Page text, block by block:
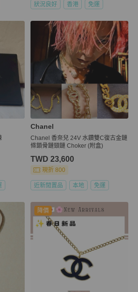
狀況良好 香港 免運
Chanel
Chanel 香奈兒 24V 水鑽雙C復古金鏈
條鎖骨鏈頸鏈 Choker (附盒)
TWD 23,600
現折 800
近新閒置品 本地 免運
降價